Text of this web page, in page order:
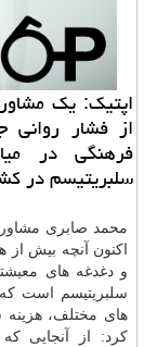
اپتیك: یك
از فشار روانی
فرهنگی در
سلبریتیسم در
محمد صابری مشاور
اکنون آنچه بیش
و دغدغه های
سلبریتیسم است که
های مختلف،
کرد: از آنجایی